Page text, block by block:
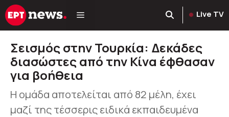
Μετάβαση
σε
Live TV
Σεισμός στην Τουρκία: Δεκάδες
διασώστες από την Κίνα έφθασαν
για βοήθεια
Η ομάδα αποτελείται από 82 μέλη, έχει
μαζί της τέσσερις ειδικά εκπαιδευμένα